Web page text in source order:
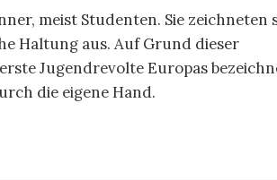
meist Studenten. Sie zeichneten
Haltung aus. Auf Grund dieser
Jugendrevolte Europas
die eigene Hand.